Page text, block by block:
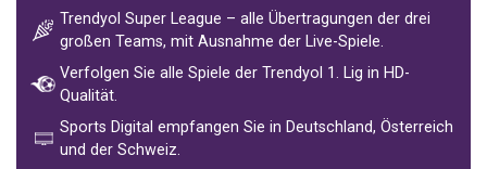
Trendyol Super League – alle Übertragungen der drei
großen Teams, mit Ausnahme der Live-Spiele.
Verfolgen Sie alle Spiele der Trendyol 1. Lig in HD-
Qualität.
Sports Digital empfangen Sie in Deutschland, Österreich
und der Schweiz.